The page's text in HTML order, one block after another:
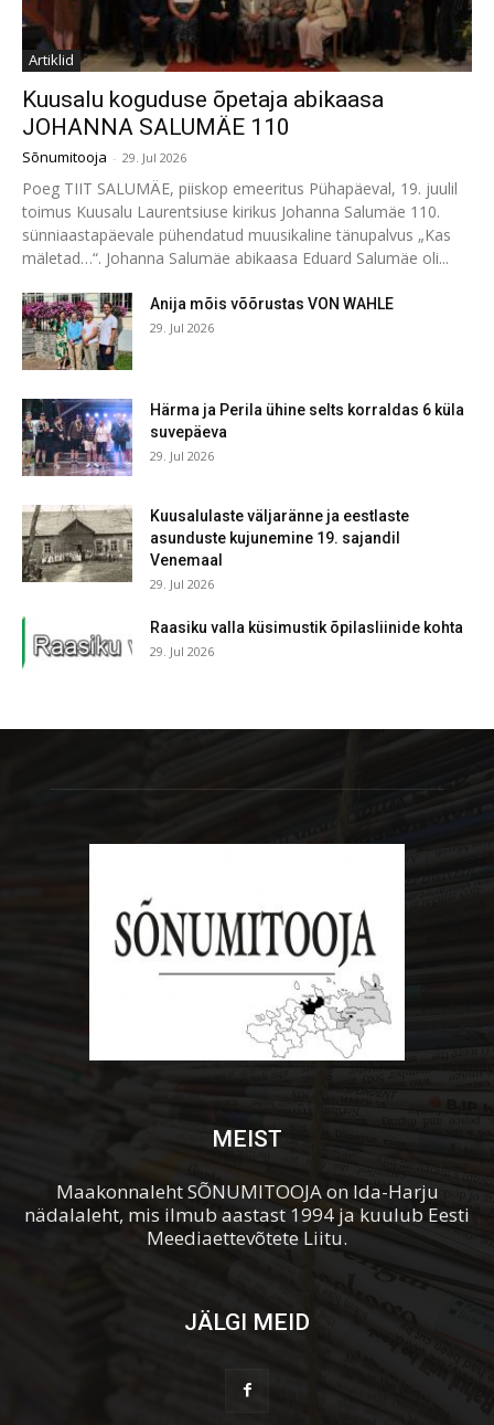
Artiklid
Kuusalu koguduse õpetaja abikaasa
JOHANNA SALUMÄE 110
Sõnumitooja - 29. Jul 2026
Poeg TIIT SALUMÄE, piiskop emeeritus Pühapäeval, 19. juulil
toimus Kuusalu Laurentsiuse kirikus Johanna Salumäe 110.
sünniaastapäevale pühendatud muusikaline tänupalvus „Kas
mäletad…“. Johanna Salumäe abikaasa Eduard Salumäe oli...
Anija mõis võõrustas VON WAHLE
29. Jul 2026
Härma ja Perila ühine selts korraldas 6 küla
suvepäeva
29. Jul 2026
Kuusalulaste väljaränne ja eestlaste
asunduste kujunemine 19. sajandil
Venemaal
29. Jul 2026
Raasiku valla küsimustik õpilasliinide kohta
29. Jul 2026
MEIST
Maakonnaleht SÕNUMITOOJA on Ida-Harju
nädalaleht, mis ilmub aastast 1994 ja kuulub Eesti
Meediaettevõtete Liitu.
JÄLGI MEID